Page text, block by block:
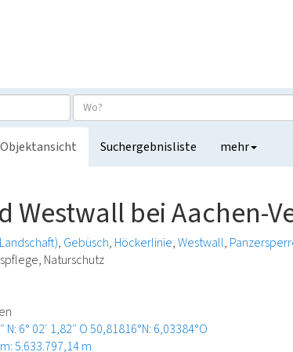
Objektansicht Suchergebnisliste mehr
Westwall bei Aachen-
Gebüsch Höckerlinie Westwall
Naturschutz
N: 6° 02′ 1,82″ O50,81816°N: 6,03384°O
5.633.797,14 m